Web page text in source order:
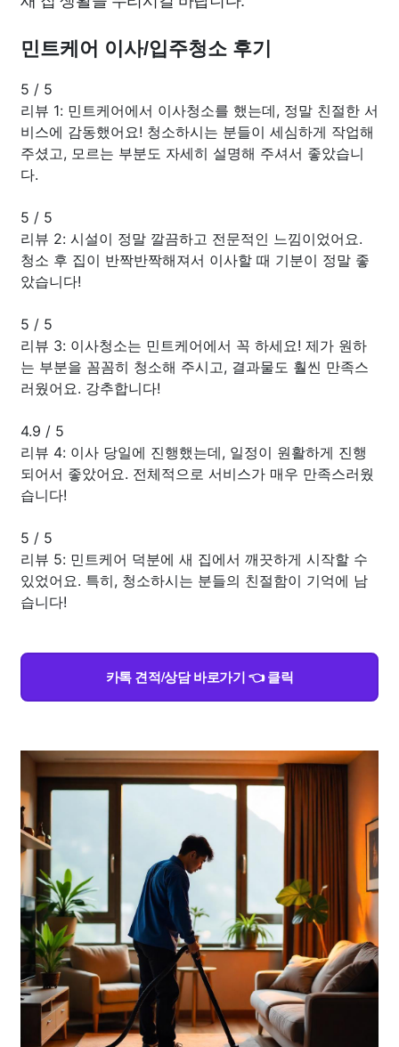
민트케어 이사/입주청소 후기
5 / 5
리뷰 1: 민트케어에서 이사청소를 했는데, 정말 친절한 서
비스에 감동했어요! 청소하시는 분들이 세심하게 작업해
주셨고, 모르는 부분도 자세히 설명해 주셔서 좋았습니
다.
5 / 5
리뷰 2: 시설이 정말 깔끔하고 전문적인 느낌이었어요.
청소 후 집이 반짝반짝해져서 이사할 때 기분이 정말 좋
았습니다!
5 / 5
리뷰 3: 이사청소는 민트케어에서 꼭 하세요! 제가 원하
는 부분을 꼼꼼히 청소해 주시고, 결과물도 훨씬 만족스
러웠어요. 강추합니다!
4.9 / 5
리뷰 4: 이사 당일에 진행했는데, 일정이 원활하게 진행
되어서 좋았어요. 전체적으로 서비스가 매우 만족스러웠
습니다!
5 / 5
리뷰 5: 민트케어 덕분에 새 집에서 깨끗하게 시작할 수
있었어요. 특히, 청소하시는 분들의 친절함이 기억에 남
습니다!
카톡 견적/상담 바로가기 👈 클릭